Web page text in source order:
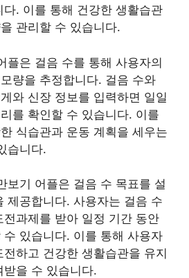
. 이를 통해 건강한 생활습관
관리할 수 있습니다.
플은 걸음 수를 통해 사용자의
량을 추정합니다. 걸음 수와
와 신장 정보를 입력하면 일일
를 확인할 수 있습니다. 이를
식습관과 운동 계획을 세우는
습니다.
보기 어플은 걸음 수 목표를 설
제공합니다. 사용자는 걸음 수
과제를 받아 일정 기간 동안
있습니다. 이를 통해 사용자
하고 건강한 생활습관을 유지
을 수 있습니다.